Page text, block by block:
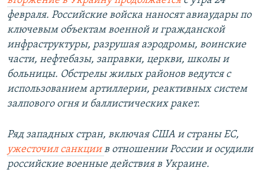
февраля. Российские войска наносят авиаудары по
ключевым объектам военной и гражданской
инфраструктуры, разрушая аэродромы, воинские
части, нефтебазы, заправки, церкви, школы и
больницы. Обстрелы жилых районов ведутся с
использованием артиллерии, реактивных систем
залпового огня и баллистических ракет.
Ряд западных стран, включая США и страны ЕС,
ужесточил санкциив отношении России и осудили
российские военные действия в Украине.